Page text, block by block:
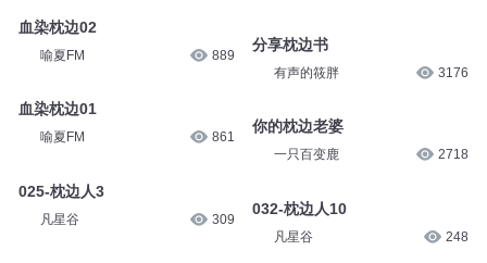
血染枕边02
喻夏FM 889
血染枕边01
喻夏FM 861
025-枕边人3
凡星谷 309
分享枕边书
有声的筱胖 3176
你的枕边老婆
一只百变鹿 2718
032-枕边人10
凡星谷 248